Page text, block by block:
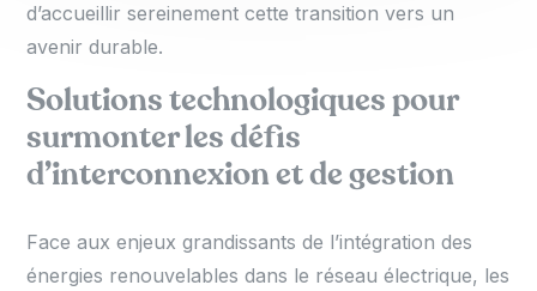
d’accueillir sereinement cette transition vers un
avenir durable.
Solutions technologiques pour
surmonter les défis
d’interconnexion et de gestion
Face aux enjeux grandissants de l’intégration des
énergies renouvelables dans le réseau électrique, les